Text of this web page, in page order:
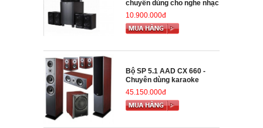
chuyên dùng cho nghe nhạc
10.900.000đ
Bộ SP 5.1 AAD CX 660 -
Chuyên dùng karaoke
45.150.000đ